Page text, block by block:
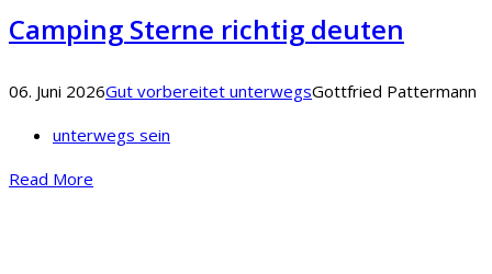
Camping Sterne richtig deuten
06. Juni 2026Gut vorbereitet unterwegsGottfried Pattermann
unterwegs sein
Read More